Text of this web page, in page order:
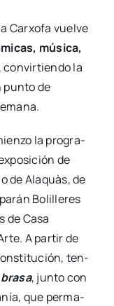
Car­xo­fa vuel­ve
músi­ca,
, con­vir­tien­do la
pun­to de
la pro­gra­
de
de Ala­quàs, de
Boli­lle­res
de Casa
A par­tir de
ten­
, jun­to con
que per­ma­